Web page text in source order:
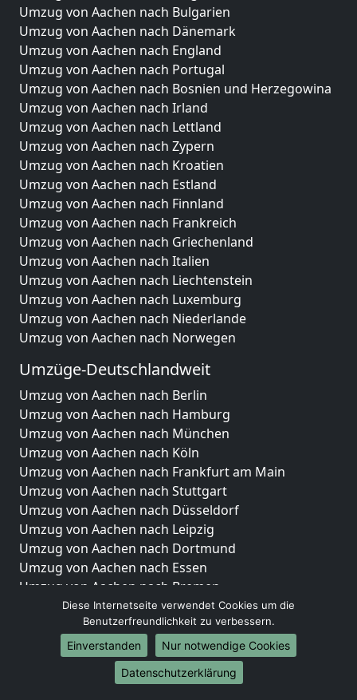
Umzug von Aachen nach Bulgarien
Umzug von Aachen nach Dänemark
Umzug von Aachen nach England
Umzug von Aachen nach Portugal
Umzug von Aachen nach Bosnien und Herzegowina
Umzug von Aachen nach Irland
Umzug von Aachen nach Lettland
Umzug von Aachen nach Zypern
Umzug von Aachen nach Kroatien
Umzug von Aachen nach Estland
Umzug von Aachen nach Finnland
Umzug von Aachen nach Frankreich
Umzug von Aachen nach Griechenland
Umzug von Aachen nach Italien
Umzug von Aachen nach Liechtenstein
Umzug von Aachen nach Luxemburg
Umzug von Aachen nach Niederlande
Umzug von Aachen nach Norwegen
Umzüge-Deutschlandweit
Umzug von Aachen nach Berlin
Umzug von Aachen nach Hamburg
Umzug von Aachen nach München
Umzug von Aachen nach Köln
Umzug von Aachen nach Frankfurt am Main
Umzug von Aachen nach Stuttgart
Umzug von Aachen nach Düsseldorf
Umzug von Aachen nach Leipzig
Umzug von Aachen nach Dortmund
Umzug von Aachen nach Essen
Umzug von Aachen nach Bremen
Umzug von Aachen nach Dresden
Umzug von Aachen nach Hannover
Umzug von Aachen nach Nürnberg
Umzug von Aachen nach Duisburg
Umzug von Aachen nach Bochum
Diese Internetseite verwendet Cookies um die
Benutzerfreundlichkeit zu verbessern.
Einverstanden
Nur notwendige Cookies
Datenschutzerklärung